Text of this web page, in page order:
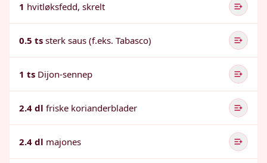
1 hvitløksfedd, skrelt
0.5 ts sterk saus (f.eks. Tabasco)
1 ts Dijon-sennep
2.4 dl friske korianderblader
2.4 dl majones